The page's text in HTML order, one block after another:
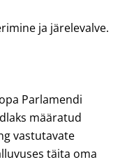
ja järelevalve.
Parlamendi
määratud
vastutavate
täita oma